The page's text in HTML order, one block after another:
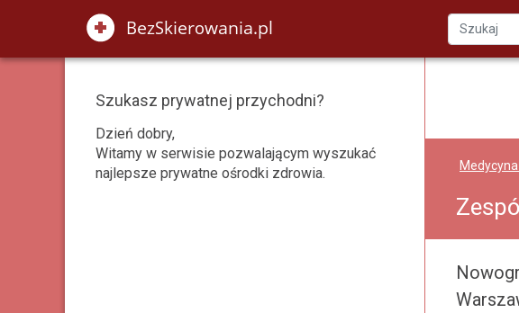
Szukasz prywatnej przychodni?
Dzień dobry,
Witamy w serwisie pozwalającym wyszukać
najlepsze prywatne ośrodki zdrowia.